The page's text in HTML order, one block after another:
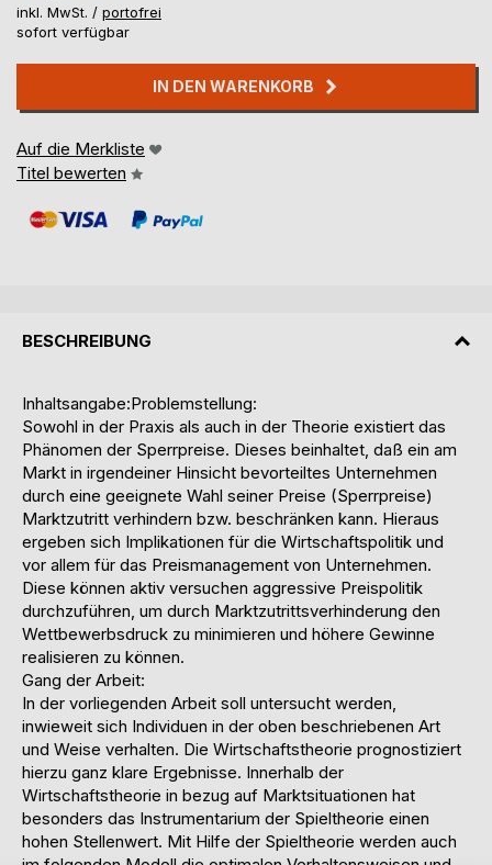
inkl. MwSt. / portofrei
sofort verfügbar
IN DEN WARENKORB
Auf die Merkliste
Titel bewerten
BESCHREIBUNG
Inhaltsangabe:Problemstellung:
Sowohl in der Praxis als auch in der Theorie existiert das
Phänomen der Sperrpreise. Dieses beinhaltet, daß ein am
Markt in irgendeiner Hinsicht bevorteiltes Unternehmen
durch eine geeignete Wahl seiner Preise (Sperrpreise)
Marktzutritt verhindern bzw. beschränken kann. Hieraus
ergeben sich Implikationen für die Wirtschaftspolitik und
vor allem für das Preismanagement von Unternehmen.
Diese können aktiv versuchen aggressive Preispolitik
durchzuführen, um durch Marktzutrittsverhinderung den
Wettbewerbsdruck zu minimieren und höhere Gewinne
realisieren zu können.
Gang der Arbeit:
In der vorliegenden Arbeit soll untersucht werden,
inwieweit sich Individuen in der oben beschriebenen Art
und Weise verhalten. Die Wirtschaftstheorie prognostiziert
hierzu ganz klare Ergebnisse. Innerhalb der
Wirtschaftstheorie in bezug auf Marktsituationen hat
besonders das Instrumentarium der Spieltheorie einen
hohen Stellenwert. Mit Hilfe der Spieltheorie werden auch